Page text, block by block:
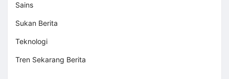
Sains
Sukan Berita
Teknologi
Tren Sekarang Berita